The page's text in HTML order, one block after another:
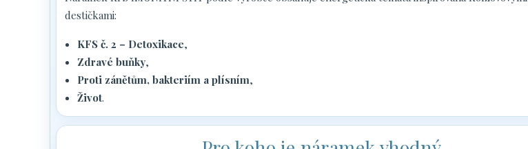
destičkami:
KFS č. 2 – Detoxikace,
Zdravé buňky,
Proti zánětům, bakteriím a plísním,
Život.